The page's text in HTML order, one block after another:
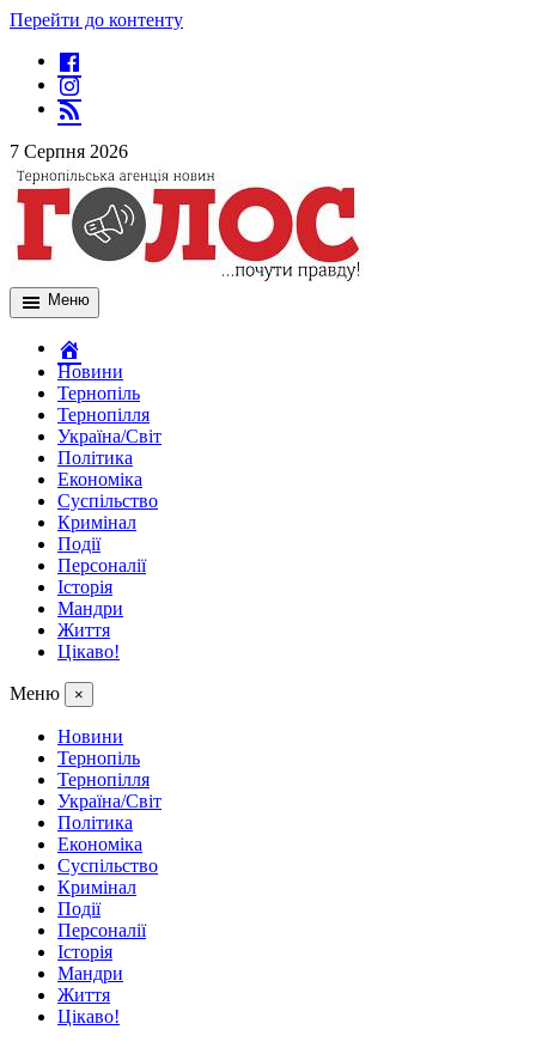
Перейти до контенту
7 Серпня 2026
Меню
Новини
Тернопіль
Тернопілля
Україна/Світ
Політика
Економіка
Суспільство
Кримінал
Події
Персоналії
Історія
Мандри
Життя
Цікаво!
Меню ×
Новини
Тернопіль
Тернопілля
Україна/Світ
Політика
Економіка
Суспільство
Кримінал
Події
Персоналії
Історія
Мандри
Життя
Цікаво!